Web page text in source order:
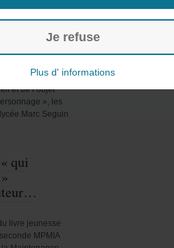
et de l’objet
», les
Marc Seguin
qui
livre jeunesse
MPMIA
pour
Je refuse
Plus d' informations